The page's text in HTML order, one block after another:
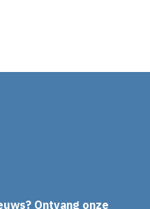
Ontvang onze